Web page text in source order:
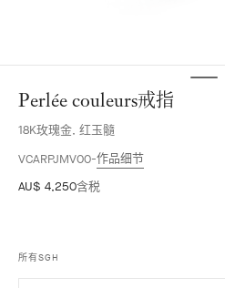
Perlée couleurs戒指
18K玫瑰金, 红玉髓
VCARPJMV00 作品细节
AU$ 4,250含税
所有SGH